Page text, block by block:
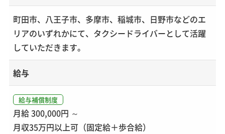
町田市、八王子市、多摩市、稲城市、日野市などのエ
リアのいずれかにて、タクシードライバーとして活躍
していただきます。
給与
給与補償制度
月給 300,000円 ～
月収35万円以上可（固定給＋歩合給）